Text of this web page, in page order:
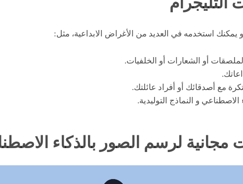
يمكنك استخدمه في العديد من الأغراض الابداعية، مثل:
مجانية لرسم الصور بالذكاء